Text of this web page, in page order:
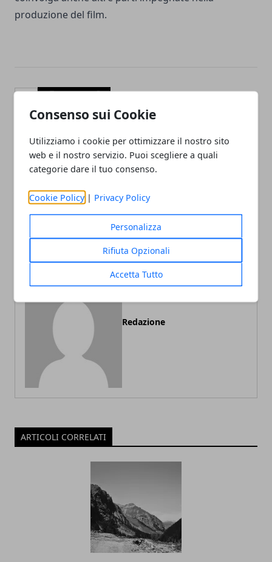
Consenso sui Cookie
Utilizziamo i cookie per ottimizzare il nostro sito
web e il nostro servizio. Puoi scegliere a quali
categorie dare il tuo consenso.
Cookie Policy | Privacy Policy
Personalizza
Rifiuta Opzionali
Accetta Tutto
produzione del film.
Facebook
TwitterWhatsapp
Articolo Precedente
Black Adam, Dwayne
Johnson parla del ritorno
di Superman: "Io ed Henry
siamo amici, in futuro
Articolo Successivo
con Denzel Washington?
Redazione
ARTICOLI CORRELATI